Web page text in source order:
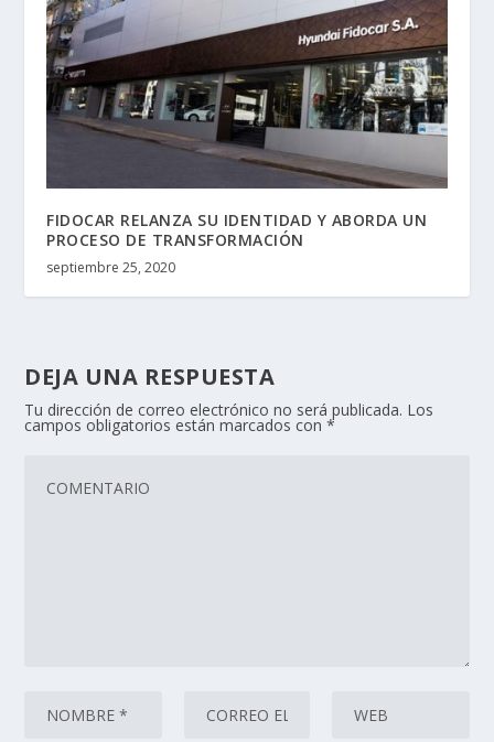
FIDOCAR RELANZA SU IDENTIDAD Y ABORDA UN
PROCESO DE TRANSFORMACIÓN
septiembre 25, 2020
DEJA UNA RESPUESTA
Tu dirección de correo electrónico no será publicada. Los
campos obligatorios están marcados con*